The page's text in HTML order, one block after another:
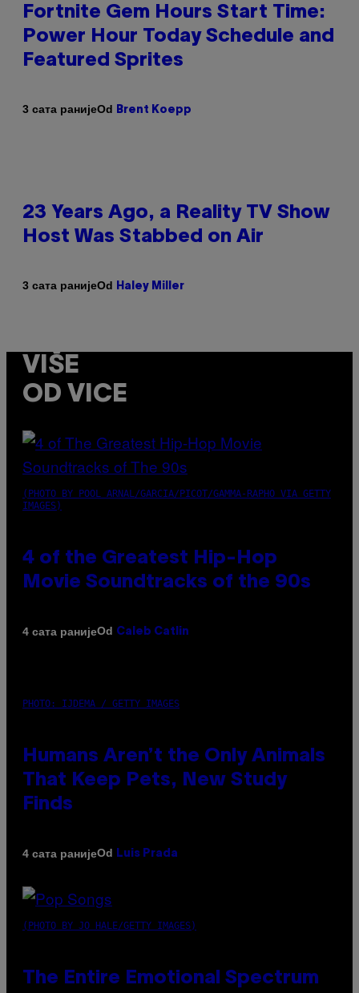
Fortnite Gem Hours Start Time:
Power Hour Today Schedule and
Featured Sprites
3 сата ранијеOd Brent Koepp
23 Years Ago, a Reality TV Show
Host Was Stabbed on Air
3 сата ранијеOd Haley Miller
VIŠE
OD VICE
(PHOTO BY POOL ARNAL/GARCIA/PICOT/GAMMA-RAPHO VIA GETTY
IMAGES)
4 of the Greatest Hip-Hop
Movie Soundtracks of the 90s
4 сата ранијеOd Caleb Catlin
PHOTO: IJDEMA / GETTY IMAGES
Humans Aren’t the Only Animals
That Keep Pets, New Study
Finds
4 сата ранијеOd Luis Prada
(PHOTO BY JO HALE/GETTY IMAGES)
The Entire Emotional Spectrum